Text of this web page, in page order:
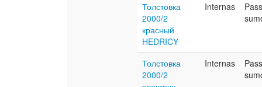
Толстовка
2000/2
красный
HEDRICY
Internas
Толстовка
2000/2
Internas